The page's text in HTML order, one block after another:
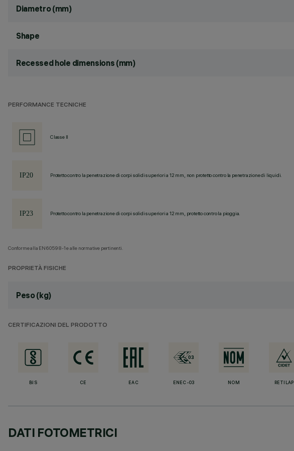
Diametro (mm)
Shape
Recessed hole dimensions (mm)
PERFORMANCE TECNICHE
Classe II
Protetto contro la penetrazione di corpi solidi superiori a 12 mm, non protetto contro la penetrazione di liquidi.
Protetto contro la penetrazione di corpi solidi superiori a 12 mm, protetto contro la pioggia.
Conforme alla EN60598-1 e alle normative pertinenti.
PROPRIETÀ FISICHE
Peso (kg)
CERTIFICAZIONI DEL PRODOTTO
BIS CE EAC ENEC-03 NOM RETILAP
DATI FOTOMETRICI